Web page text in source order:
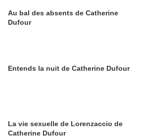
Au bal des absents de Catherine
Dufour
Entends la nuit de Catherine Dufour
La vie sexuelle de Lorenzaccio de
Catherine Dufour